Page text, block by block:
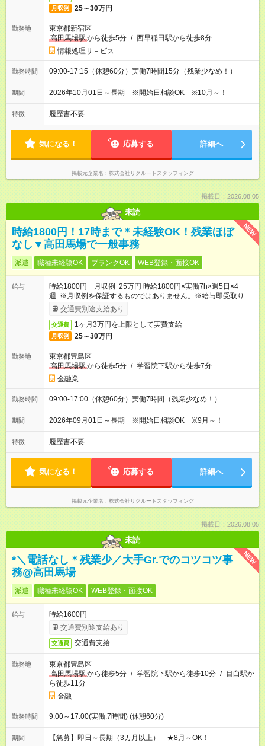
月収例 25～30万円
勤務地
東京都新宿区
高田馬場駅から徒歩5分 / 西早稲田駅から徒歩8分
情報処理サ－ビス
勤務時間 09:00-17:15（休憩60分）実働7時間15分（残業少なめ！）
期間 2026年10月01日～長期 ※開始日相談OK ※10月～！
特徴 履歴書不要
気になる！ 応募する 詳細へ
掲載元企業名 株式会社リクルートスタッフィング
掲載日：2026.08.05
未読
NEW
時給1800円！17時まで＊未経験OK！残業ほぼ
なし▼高田馬場で一般事務
派遣 職種未経験OK ブランクOK WEB登録・面接OK
給与
時給1800円 月収例 25万円 時給1800円×実働7h×週5日×4
週 ※月収例を保証するものではありません。※給与即受取りサ
ービス利用可（利用条件有）
交通費別途支給あり
交通費 1ヶ月3万円を上限として実費支給
月収例 25～30万円
勤務地
東京都豊島区
高田馬場駅から徒歩5分 / 学習院下駅から徒歩7分
金融業
勤務時間 09:00-17:00（休憩60分）実働7時間（残業少なめ！）
期間 2026年09月01日～長期 ※開始日相談OK ※9月～！
特徴 履歴書不要
気になる！ 応募する 詳細へ
掲載元企業名 株式会社リクルートスタッフィング
掲載日：2026.08.05
未読
NEW
*＼電話なし＊残業少／大手Gr.でのコツコツ事
務@高田馬場
派遣 職種未経験OK WEB登録・面接OK
給与
時給1600円
交通費別途支給あり
交通費 交通費支給
勤務地
東京都豊島区
高田馬場駅から徒歩5分 / 学習院下駅から徒歩10分 / 目白駅か
ら徒歩11分
金融
勤務時間 9:00～17:00(実働:7時間) (休憩60分)
期間 【急募】即日～長期（3カ月以上） ★8月～OK！